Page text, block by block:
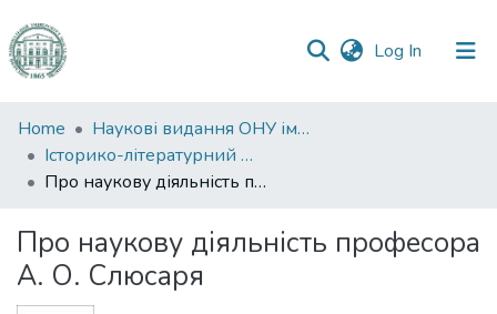
Log In (current)
Communities
&
Collections
Statistics
Home
Наукові видання ОНУ імені І. І. Мечникова
Історико-літературний журнал
Про наукову діяльність професора А. О. Слюсаря
Про наукову діяльність професора
А. О. Слюсаря